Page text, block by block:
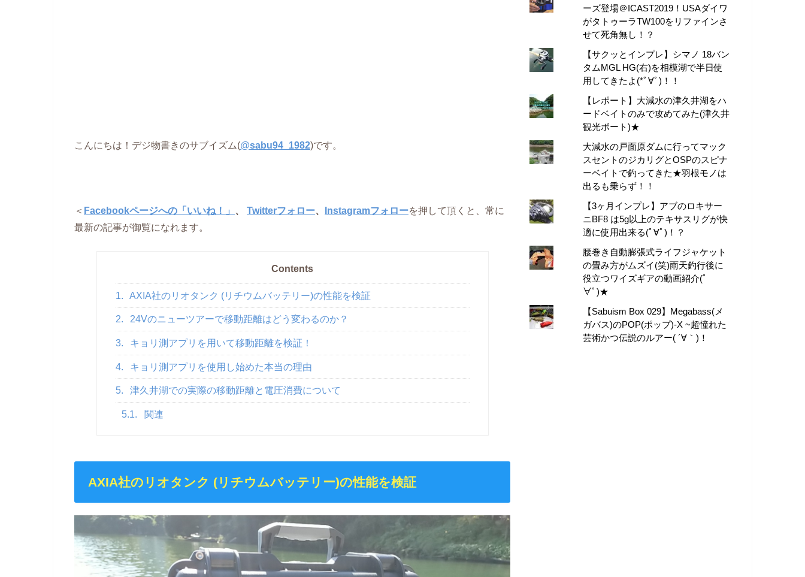
こんにちは！デジ物書きのサブイズム(@sabu94_1982)です。
＜ Facebookページへの「いいね！」 Twitterフォロー Instagramフォローを押して頂くと、常に
最新の記事が御覧になれます。
Contents
1. AXIA社のリオタンク (リチウムバッテリー)の性能を検証
2. 24Vのニューツアーで移動距離はどう変わるのか？
3. キョリ測アプリを用いて移動距離を検証！
4. キョリ測アプリを使用し始めた本当の理由
5. 津久井湖での実際の移動距離と電圧消費について
5.1. 関連
AXIA社のリオタンク (リチウムバッテリー)の性能を検証
ーズ登場＠ICAST2019！USAダイワ
がタトゥーラTW100をリファインさ
せて死角無し！？
【サクッとインプレ】シマノ 18バン
タムMGL HG(右)を相模湖で半日使
用してきたよ(*ﾟ∀ﾟ)！！
【レポート】大減水の津久井湖をハ
ードベイトのみで攻めてみた(津久井
観光ボート)★
大減水の戸面原ダムに行ってマック
スセントのジカリグとOSPのスピナ
ーベイトで釣ってきた★羽根モノは
出るも乗らず！！
【3ヶ月インプレ】アブのロキサー
ニBF8 は5g以上のテキサスリグが快
適に使用出来る(ﾟ∀ﾟ)！？
腰巻き自動膨張式ライフジャケット
の畳み方がムズイ(笑)雨天釣行後に
役立つワイズギアの動画紹介(ﾟ
∀ﾟ)★
【Sabuism Box 029】Megabass(メ
ガバス)のPOP(ポップ)-X ~超憧れた
芸術かつ伝説のルアー( ´∀｀)！